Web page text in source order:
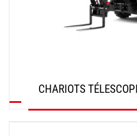
CHARIOTS